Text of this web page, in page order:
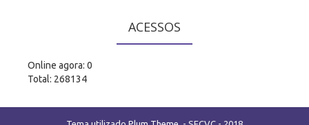
ACESSOS
Online agora: 0
Total: 268134